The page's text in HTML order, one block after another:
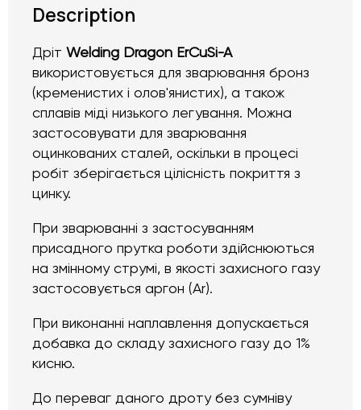
Description
Дріт Welding Dragon ErCuSi-A
використовується для зварювання бронз
(кременистих і олов'янистих), а також
сплавів міді низького легування. Можна
застосовувати для зварювання
оцинкованих сталей, оскільки в процесі
робіт зберігається цілісність покриття з
цинку.
При зварюванні з застосуванням
присадного прутка роботи здійснюються
на змінному струмі, в якості захисного газу
застосовується аргон (Ar).
При виконанні наплавлення допускається
добавка до складу захисного газу до 1%
кисню.
До переваг даного дроту без сумніву